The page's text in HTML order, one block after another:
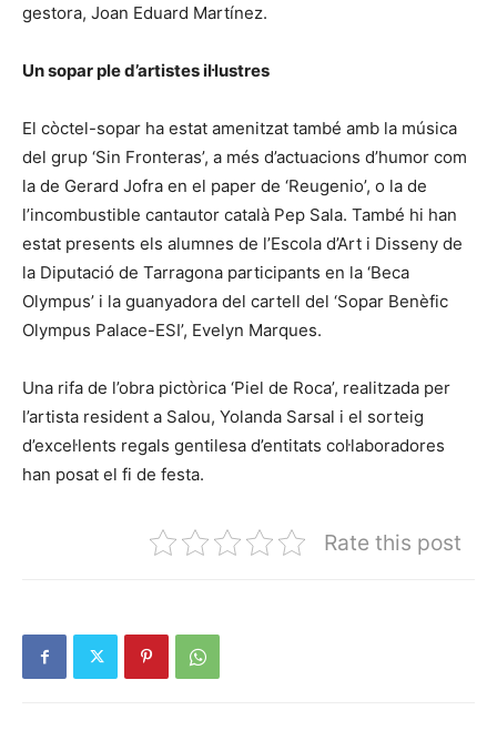
gestora, Joan Eduard Martínez.
Un sopar ple d’artistes il·lustres
El còctel-sopar ha estat amenitzat també amb la música
del grup ‘Sin Fronteras’, a més d’actuacions d’humor com
la de Gerard Jofra en el paper de ‘Reugenio’, o la de
l’incombustible cantautor català Pep Sala. També hi han
estat presents els alumnes de l’Escola d’Art i Disseny de
la Diputació de Tarragona participants en la ‘Beca
Olympus’ i la guanyadora del cartell del ‘Sopar Benèfic
Olympus Palace-ESI’, Evelyn Marques.
Una rifa de l’obra pictòrica ‘Piel de Roca’, realitzada per
l’artista resident a Salou, Yolanda Sarsal i el sorteig
d’excel·lents regals gentilesa d’entitats col·laboradores
han posat el fi de festa.
Rate this post